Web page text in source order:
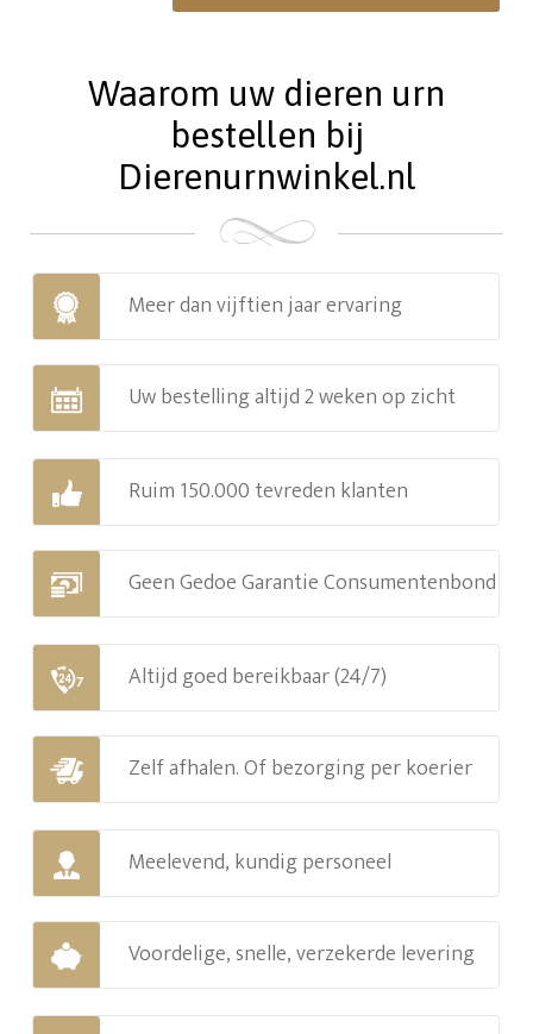
Waarom uw dieren urn
bestellen bij
Dierenurnwinkel.nl
Meer dan vijftien jaar ervaring
Uw bestelling altijd 2 weken op zicht
Ruim 150.000 tevreden klanten
Geen Gedoe Garantie Consumentenbond
Altijd goed bereikbaar (24/7)
Zelf afhalen. Of bezorging per koerier
Meelevend, kundig personeel
Voordelige, snelle, verzekerde levering